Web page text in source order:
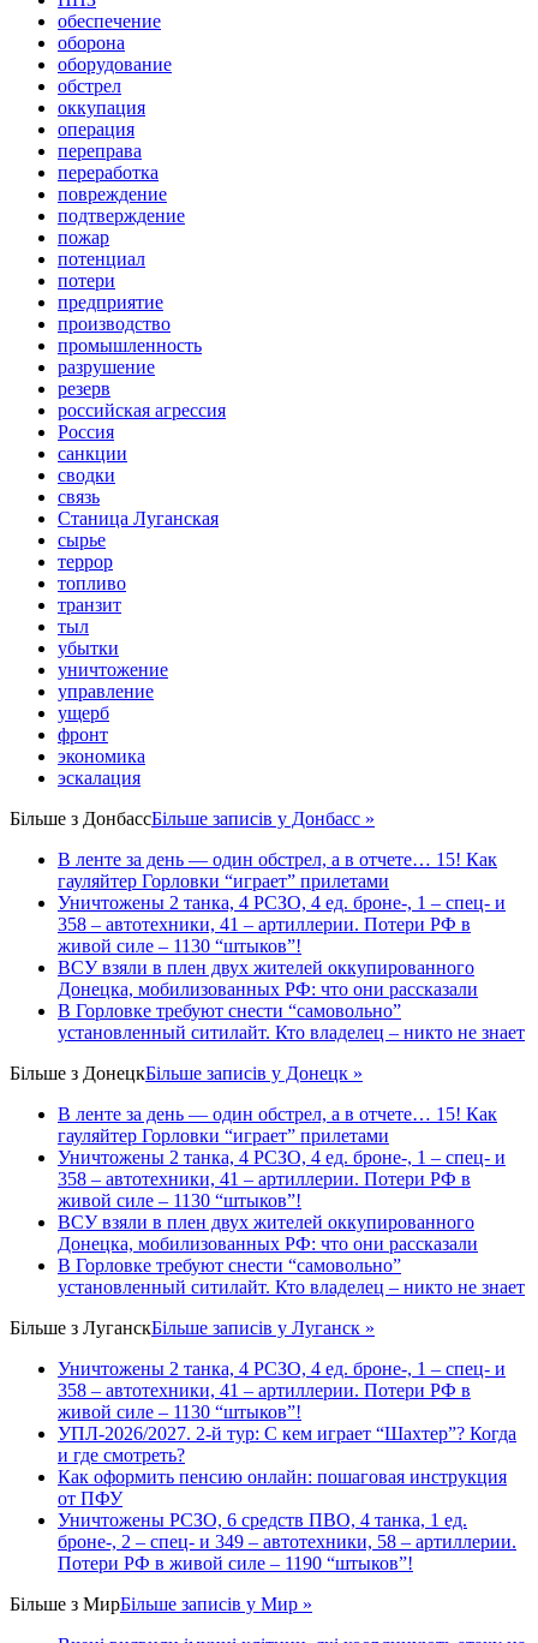
обеспечение
оборона
оборудование
обстрел
оккупация
операция
переправа
переработка
повреждение
подтверждение
пожар
потенциал
потери
предприятие
производство
промышленность
разрушение
резерв
российская агрессия
Россия
санкции
сводки
связь
Станица Луганская
сырье
террор
топливо
транзит
тыл
убытки
уничтожение
управление
ущерб
фронт
экономика
эскалация
Більше з ДонбассБільше записів у Донбасс »
В ленте за день — один обстрел, а в отчете… 15! Как
гауляйтер Горловки “играет” прилетами
Уничтожены 2 танка, 4 РСЗО, 4 ед. броне-, 1 – спец- и
358 – автотехники, 41 – артиллерии. Потери РФ в
живой силе – 1130 “штыков”!
ВСУ взяли в плен двух жителей оккупированного
Донецка, мобилизованных РФ: что они рассказали
В Горловке требуют снести “самовольно”
установленный ситилайт. Кто владелец – никто не знает
Більше з ДонецкБільше записів у Донецк »
В ленте за день — один обстрел, а в отчете… 15! Как
гауляйтер Горловки “играет” прилетами
Уничтожены 2 танка, 4 РСЗО, 4 ед. броне-, 1 – спец- и
358 – автотехники, 41 – артиллерии. Потери РФ в
живой силе – 1130 “штыков”!
ВСУ взяли в плен двух жителей оккупированного
Донецка, мобилизованных РФ: что они рассказали
В Горловке требуют снести “самовольно”
установленный ситилайт. Кто владелец – никто не знает
Більше з ЛуганскБільше записів у Луганск »
Уничтожены 2 танка, 4 РСЗО, 4 ед. броне-, 1 – спец- и
358 – автотехники, 41 – артиллерии. Потери РФ в
живой силе – 1130 “штыков”!
УПЛ-2026/2027. 2-й тур: С кем играет “Шахтер”? Когда
и где смотреть?
Как оформить пенсию онлайн: пошаговая инструкция
от ПФУ
Уничтожены РСЗО, 6 средств ПВО, 4 танка, 1 ед.
броне-, 2 – спец- и 349 – автотехники, 58 – артиллерии.
Потери РФ в живой силе – 1190 “штыков”!
Більше з МирБільше записів у Мир »